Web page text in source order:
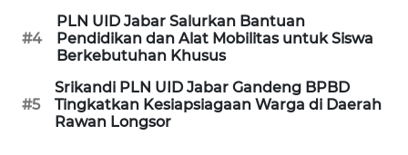
#4
PLN UID Jabar Salurkan Bantuan
Pendidikan dan Alat Mobilitas untuk Siswa
Berkebutuhan Khusus
#5
Srikandi PLN UID Jabar Gandeng BPBD
Tingkatkan Kesiapsiagaan Warga di Daerah
Rawan Longsor
WN
PURWAKARTA
WN
PRIANGAN